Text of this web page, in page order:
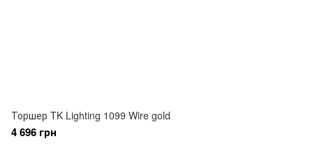
Торшер TK Lighting 1099 Wire gold
4 696 грн